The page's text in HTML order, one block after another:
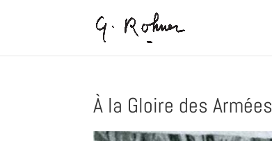
À la Gloire des Armées